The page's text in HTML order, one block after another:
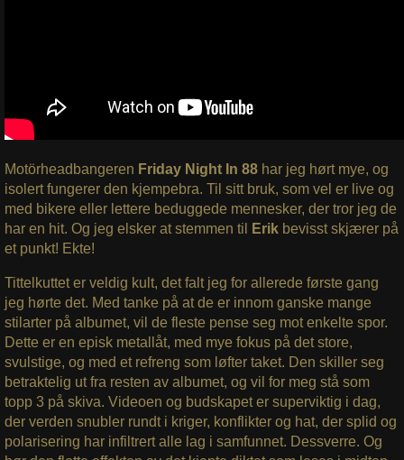
Motörheadbangeren Friday Night In 88har jeg hørt mye, og
isolert fungerer den kjempebra. Til sitt bruk, som vel er live og
med bikere eller lettere beduggede mennesker, der tror jeg de
har en hit. Og jeg elsker at stemmen til
Erik bevisst skjærer på
et punkt! Ekte!
Tittelkuttet er veldig kult, det falt jeg for allerede første gang
jeg hørte det. Med tanke på at de er innom ganske mange
stilarter på albumet, vil de fleste pense seg mot enkelte spor.
Dette er en episk metallåt, med mye fokus på det store,
svulstige, og med et refreng som løfter taket. Den skiller seg
betraktelig ut fra resten av albumet, og vil for meg stå som
topp 3 på skiva. Videoen og budskapet er superviktig i dag,
der verden snubler rundt i kriger, konflikter og hat, der splid og
polarisering har infiltrert alle lag i samfunnet. Dessverre. Og